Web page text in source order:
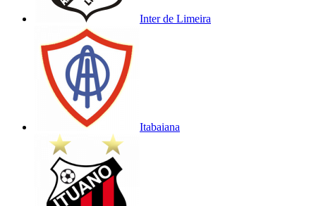
Inter de Limeira
Itabaiana